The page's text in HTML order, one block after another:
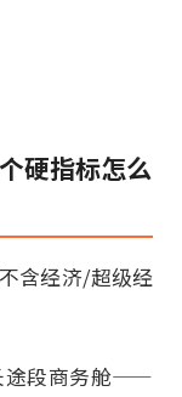
硬指标怎么
含经济/超级经
途段商务舱——